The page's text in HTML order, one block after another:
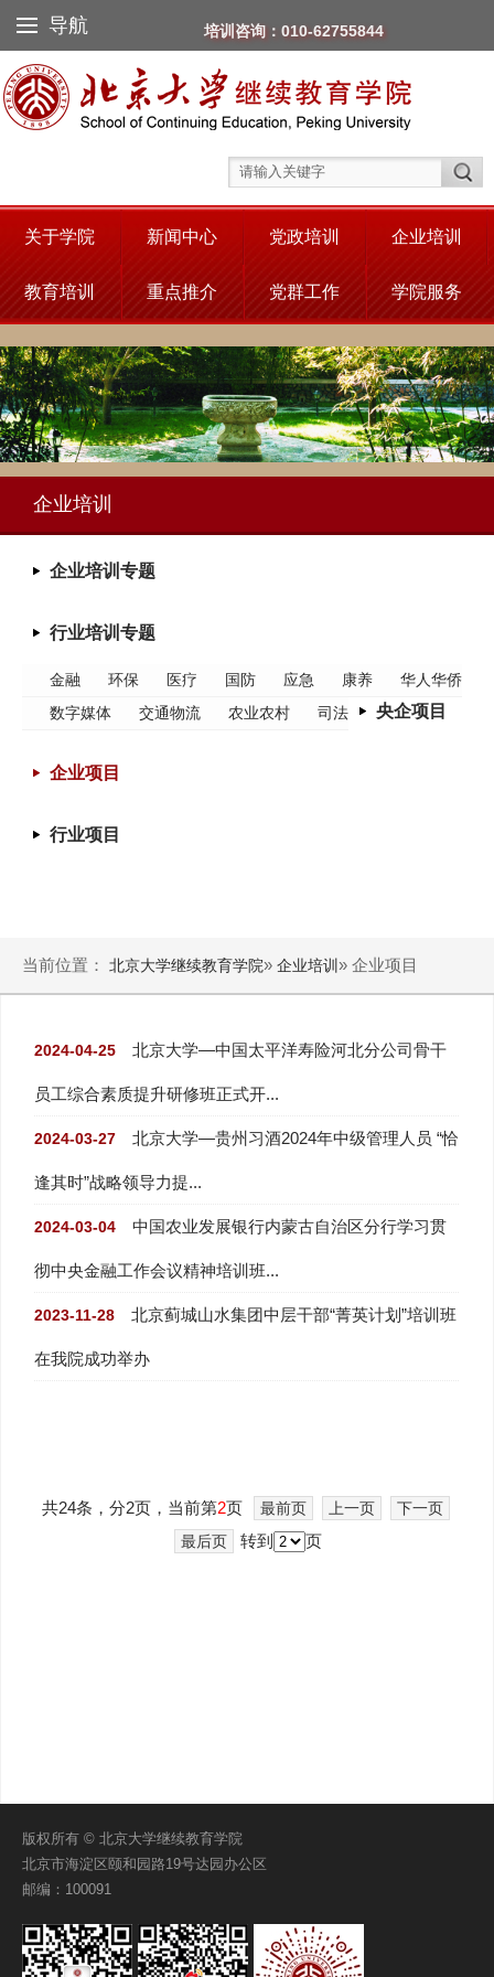
导航 培训咨询：010-62755844
关于学院 新闻中心 党政培训 企业培训
教育培训 重点推介 党群工作 学院服务
企业培训
企业培训专题
行业培训专题
金融 环保 医疗 国防 应急 康养
华人华侨
数字媒体
交通物流 农业农村 司法 央企项目
企业项目
行业项目
当前位置： 北京大学继续教育学院» 企业培训» 企业项目
2024-04-25 北京大学—中国太平洋寿险河北分公司骨干
员工综合素质提升研修班正式开...
2024-03-27 北京大学—贵州习酒2024年中级管理人员 “恰
逢其时”战略领导力提...
2024-03-04 中国农业发展银行内蒙古自治区分行学习贯
彻中央金融工作会议精神培训班...
2023-11-28 北京蓟城山水集团中层干部“菁英计划”培训班
在我院成功举办
共24条，分2页，当前第2页 最前页 上一页
下一页
最后页
转到 页
版权所有 © 北京大学继续教育学院
北京市海淀区颐和园路19号达园办公区
邮编：100091